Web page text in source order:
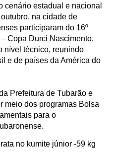
cenário estadual e nacional
na cidade de
participaram do 16º
Copa Durci Nascimento,
nível técnico, reunindo
e de países da América do
Prefeitura de Tubarão e
meio dos programas Bolsa
para o
no kumite júnior -59 kg